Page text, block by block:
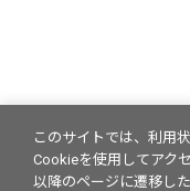
このサイトでは、利用
Cookieを使用してアク
以降のページに遷移し